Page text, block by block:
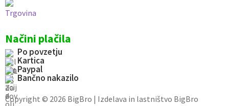
Trgovina
Načini plačila
Po povzetju
Kartica
Paypal
Bančno nakazilo
Copyright © 2026 BigBro | Izdelava in lastništvo BigBro